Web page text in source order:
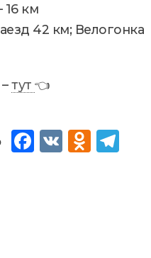
16 км
42 км; Велогонка
тут 👈
Fac
VK
Od